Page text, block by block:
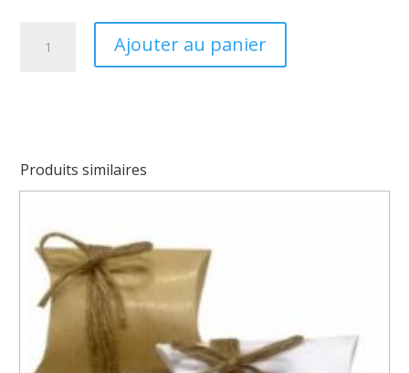
Ajouter au panier
Produits similaires